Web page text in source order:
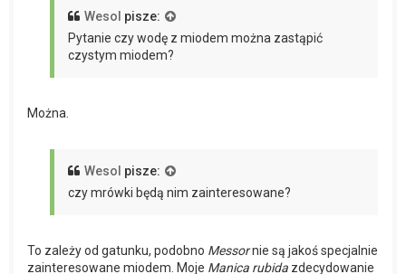
Wesol pisze:
Pytanie czy wodę z miodem można zastąpić
czystym miodem?
Można.
Wesol pisze:
czy mrówki będą nim zainteresowane?
To zależy od gatunku, podobno Messornie są jakoś specjalnie
zainteresowane miodem. Moje Manica rubida zdecydowanie